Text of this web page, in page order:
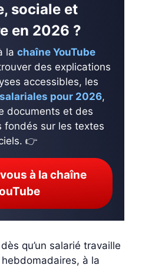
sociale et
en 2026 ?
la chaîne YouTube
des explications
accessibles, les
pour 2026,
documents et des
fondés sur les textes
👉
à la chaîne
qu’un salarié travaille
à la